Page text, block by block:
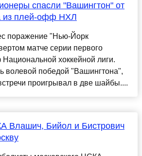
спасли "Вашингтон" от
из плей-офф НХЛ
поражение "Нью-Йорк
матче серии первого
хоккейной лиги.
волевой победой "Вашингтона",
проигрывал в две шайбы....
Влашич, Бийол и Бистрович